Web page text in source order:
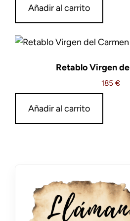
Añadir al carrito
Retablo Virgen
185 €
Añadir al carrito